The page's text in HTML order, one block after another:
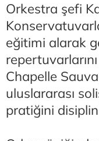
Orkestra şefi
eğitimi alarak
Chapelle
uluslararası
pratiğini